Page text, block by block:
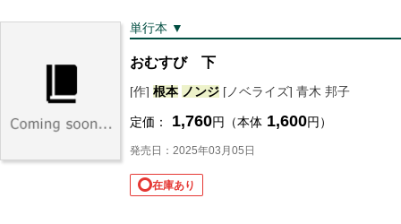
単行本 ▼
おむすび 下
[作] 根本 ノンジ [ノベライズ] 青木 邦子
定価： 1,760円（本体 1,600円）
発売日：2025年03月05日
在庫あり